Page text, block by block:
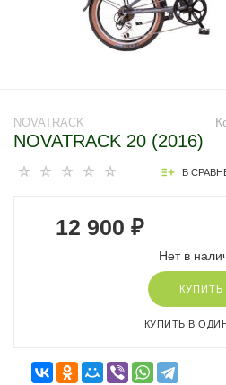
NOVATRACK
NOVATRACK 20 (2016)
В
12 900 ₽
Нет в
КУПИТЬ
КУПИТЬ В